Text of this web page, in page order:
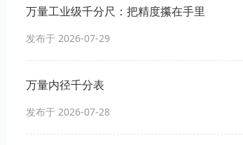
万量工业级千分尺：把精度攥在手里
发布于 2026-07-29
万量内径千分表
发布于 2026-07-28